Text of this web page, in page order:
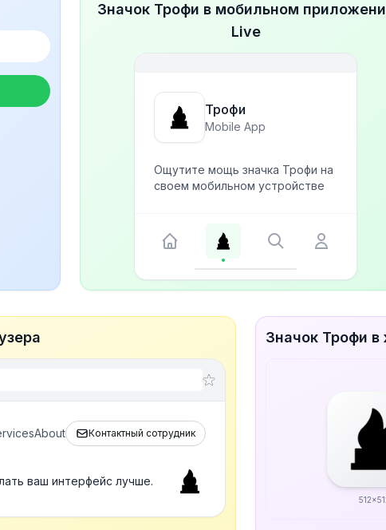
Значок Трофи в мобильном
Live
Трофи
Mobile App
Ощутите мощь значка Трофи на
своем мобильном устройстве
About Контактный сотрудник
ваш интерфейс лучше.
Значок Трофи